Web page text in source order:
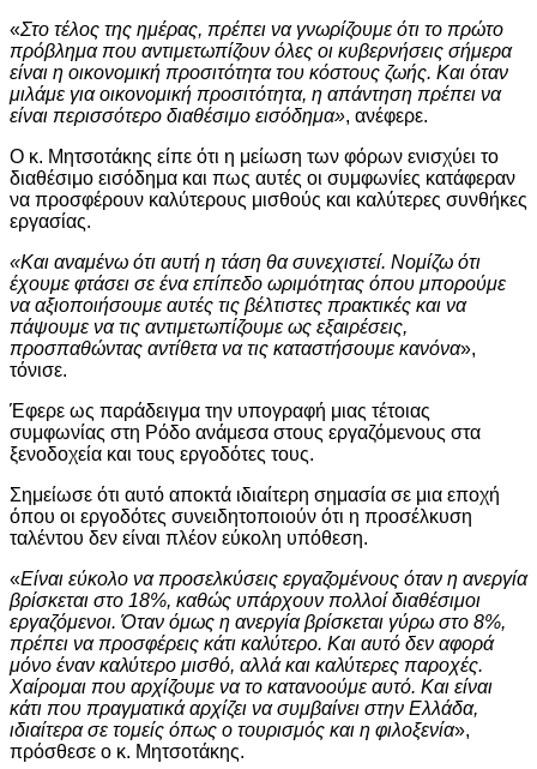
«Στο τέλος της ημέρας, πρέπει να γνωρίζουμε ότι το πρώτο
πρόβλημα που αντιμετωπίζουν όλες οι κυβερνήσεις σήμερα
είναι η οικονομική προσιτότητα του κόστους ζωής. Και όταν
μιλάμε για οικονομική προσιτότητα, η απάντηση πρέπει να
είναι περισσότερο διαθέσιμο εισόδημα», ανέφερε.
Ο κ. Μητσοτάκης είπε ότι η μείωση των φόρων ενισχύει το
διαθέσιμο εισόδημα και πως αυτές οι συμφωνίες κατάφεραν
να προσφέρουν καλύτερους μισθούς και καλύτερες συνθήκες
εργασίας.
«Και αναμένω ότι αυτή η τάση θα συνεχιστεί. Νομίζω ότι
έχουμε φτάσει σε ένα επίπεδο ωριμότητας όπου μπορούμε
να αξιοποιήσουμε αυτές τις βέλτιστες πρακτικές και να
πάψουμε να τις αντιμετωπίζουμε ως εξαιρέσεις,
προσπαθώντας αντίθετα να τις καταστήσουμε κανόνα»,
τόνισε.
Έφερε ως παράδειγμα την υπογραφή μιας τέτοιας
συμφωνίας στη Ρόδο ανάμεσα στους εργαζόμενους στα
ξενοδοχεία και τους εργοδότες τους.
Σημείωσε ότι αυτό αποκτά ιδιαίτερη σημασία σε μια εποχή
όπου οι εργοδότες συνειδητοποιούν ότι η προσέλκυση
ταλέντου δεν είναι πλέον εύκολη υπόθεση.
«Είναι εύκολο να προσελκύσεις εργαζομένους όταν η ανεργία
βρίσκεται στο 18%, καθώς υπάρχουν πολλοί διαθέσιμοι
εργαζόμενοι. Όταν όμως η ανεργία βρίσκεται γύρω στο 8%,
πρέπει να προσφέρεις κάτι καλύτερο. Και αυτό δεν αφορά
μόνο έναν καλύτερο μισθό, αλλά και καλύτερες παροχές.
Χαίρομαι που αρχίζουμε να το κατανοούμε αυτό. Και είναι
κάτι που πραγματικά αρχίζει να συμβαίνει στην Ελλάδα,
ιδιαίτερα σε τομείς όπως ο τουρισμός και η φιλοξενία»,
πρόσθεσε ο κ. Μητσοτάκης.